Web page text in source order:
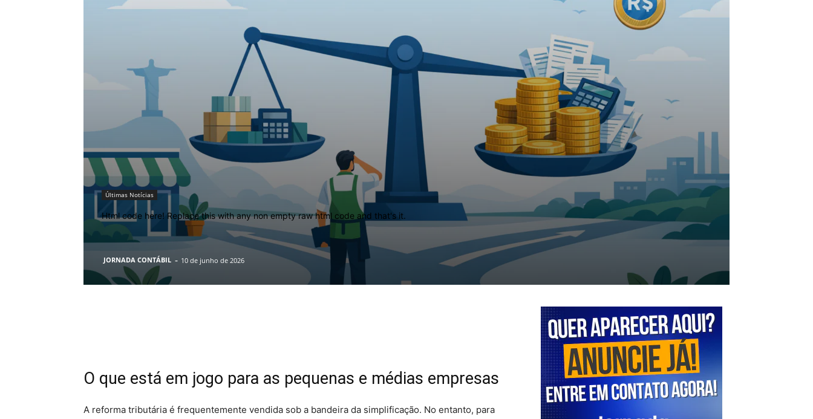
Últimas Notícias
Html code here! Replace this with any non empty raw html code and that's it.
JORNADA CONTÁBIL - 10 de junho de 2026
O que está em jogo para as pequenas e médias empresas
A reforma tributária é frequentemente vendida sob a bandeira da simplificação. No entanto, para